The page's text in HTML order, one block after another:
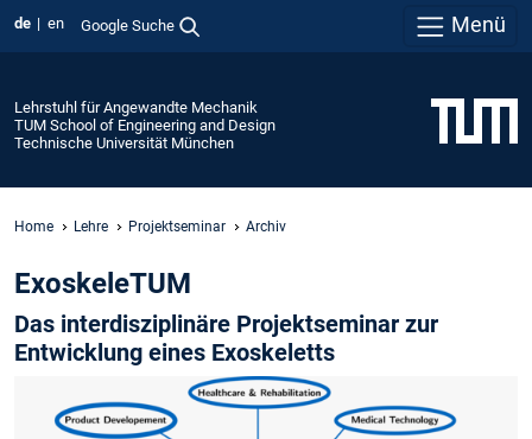
de en Google Suche Menü
Lehrstuhl für Angewandte Mechanik
TUM School of Engineering and Design
Technische Universität München
Home Lehre Projektseminar Archiv
ExoskeleTUM
Das interdisziplinäre Projektseminar zur
Entwicklung eines Exoskeletts